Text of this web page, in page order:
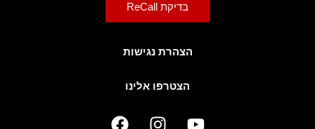
בדיקת ReCall
הצהרת נגישות
הצטרפו אלינו
Y
I
F